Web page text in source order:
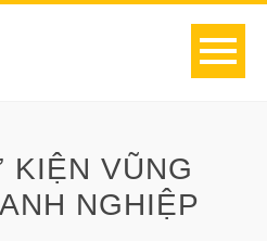
VŨNG
NGHIỆP